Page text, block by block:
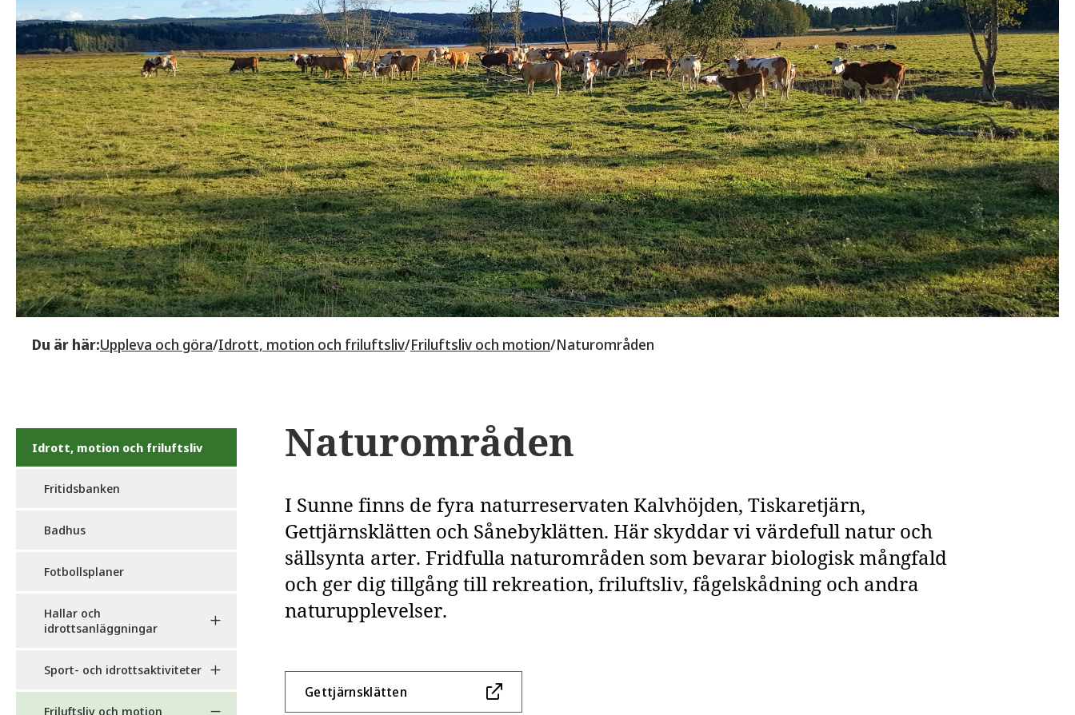
Du är här:Uppleva och göra/Idrott, motion och friluftsliv/Friluftsliv och motion/Naturområden
Idrott, motion och friluftsliv
Fritidsbanken
Badhus
Fotbollsplaner
Hallar och
idrottsanläggningar
Sport- och idrottsaktiviteter
Friluftsliv och motion
Naturområden
I Sunne finns de fyra naturreservaten Kalvhöjden, Tiskaretjärn,
Gettjärnsklätten och Sånebyklätten. Här skyddar vi värdefull natur och
sällsynta arter. Fridfulla naturområden som bevarar biologisk mångfald
och ger dig tillgång till rekreation, friluftsliv, fågelskådning och andra
naturupplevelser.
Gettjärnsklätten